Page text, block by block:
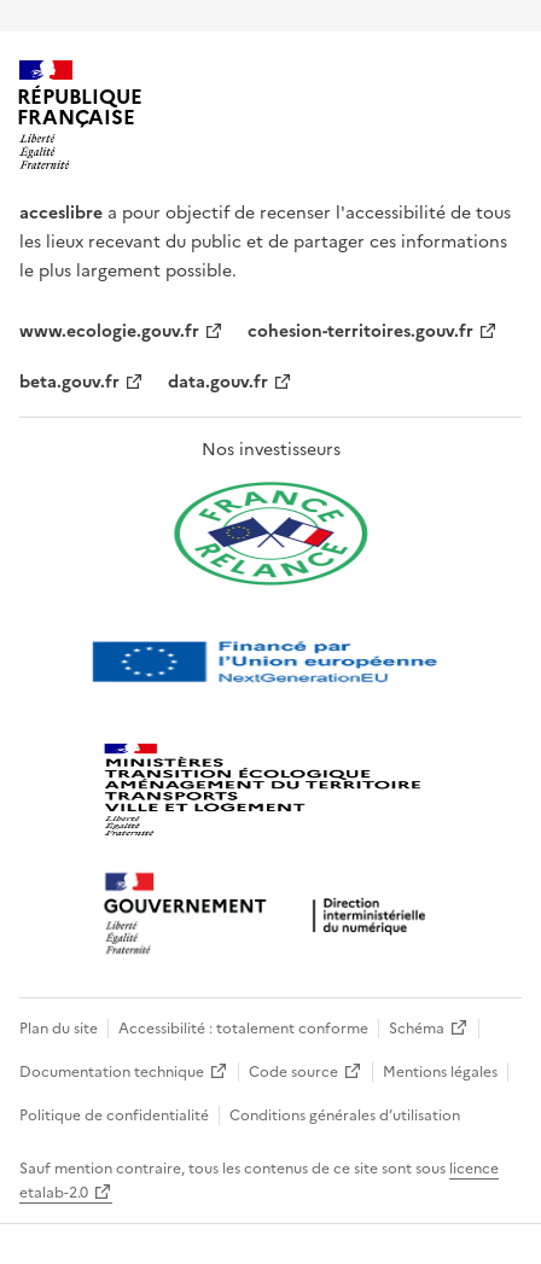
RÉPUBLIQUE
FRANÇAISE
acceslibre a pour objectif de recenser l'accessibilité de tous
les lieux recevant du public et de partager ces informations
le plus largement possible.
www.ecologie.gouv.fr
cohesion-territoires.gouv.fr
beta.gouv.fr
data.gouv.fr
Nos investisseurs
Plan du site Accessibilité : totalement conforme
Schéma
Documentation technique
Code source
Mentions légales
Politique de confidentialité
Conditions générales d’utilisation
Sauf mention contraire, tous les contenus de ce site sont sous licence
etalab-2.0